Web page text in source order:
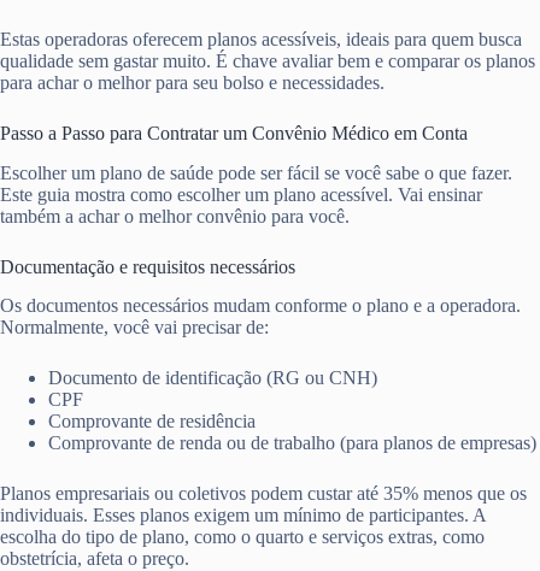
Estas operadoras oferecem planos acessíveis, ideais para quem busca
qualidade sem gastar muito. É chave avaliar bem e comparar os planos
para achar o melhor para seu bolso e necessidades.
Passo a Passo para Contratar um Convênio Médico em Conta
Escolher um plano de saúde pode ser fácil se você sabe o que fazer.
Este guia mostra como escolher um plano acessível. Vai ensinar
também a achar o melhor convênio para você.
Documentação e requisitos necessários
Os documentos necessários mudam conforme o plano e a operadora.
Normalmente, você vai precisar de:
Documento de identificação (RG ou CNH)
CPF
Comprovante de residência
Comprovante de renda ou de trabalho (para planos de empresas)
Planos empresariais ou coletivos podem custar até 35% menos que os
individuais. Esses planos exigem um mínimo de participantes. A
escolha do tipo de plano, como o quarto e serviços extras, como
obstetrícia, afeta o preço.